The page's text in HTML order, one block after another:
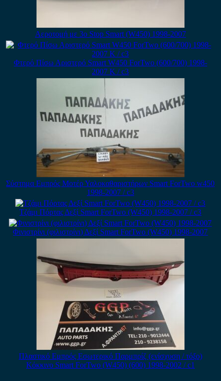
Αεροτομή με 3ο Stop Smart (W450) 1998-2007
Φτερό Πίσω Αριστερό Smart W450 ForTwo (600/700) 1998-
2007 Κ / c3
Σύστημα Εμπρός Μοτέρ Υαλοκαθαριστήρων Smart ForTwo w450
1998-2007 / c3
Τζάμι Πόρτας Δεξί Smart ForTwo (W450) 1998-2007 / c3
Φινιστρίνι (φιλιστρίνι) Δεξί Smart ForTwo (W450) 1998-2007
Πλαστικό Εμπρός Εσωτερικό Παρμπρίζ (ενίσχυση / τόξο)
Κόκκινο Smart ForTwo (W450) (600) 1998-2002 / c1